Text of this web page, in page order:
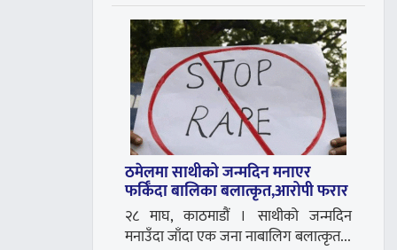
ठमेलमा साथीको जन्मदिन मनाएर
फर्किँदा बालिका बलात्कृत,आरोपी फरार
२८ माघ, काठमाडौं । साथीको जन्मदिन
मनाउँदा जाँदा एक जना नाबालिग बलात्कृत...